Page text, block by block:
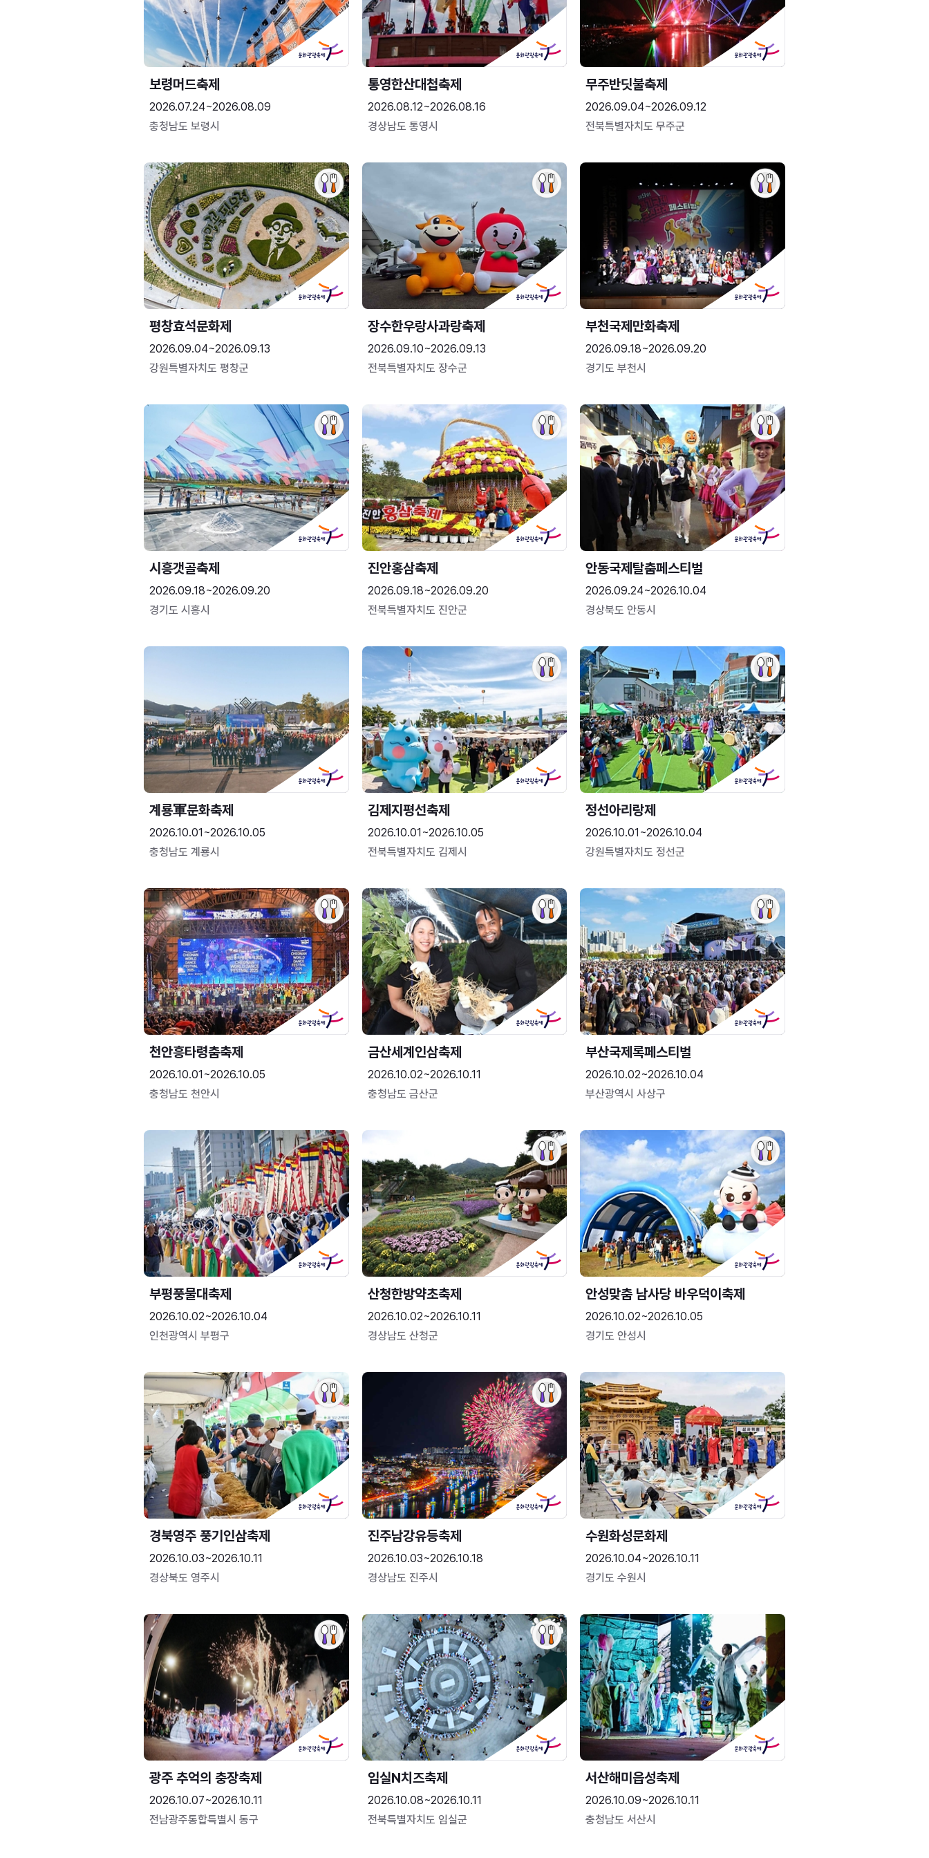
보령머드축제
2026.07.24~2026.08.09
충청남도 보령시
통영한산대첩축제
2026.08.12~2026.08.16
경상남도 통영시
무주반딧불축제
2026.09.04~2026.09.12
전북특별자치도 무주군
평창효석문화제
2026.09.04~2026.09.13
강원특별자치도 평창군
장수한우랑사과랑축제
2026.09.10~2026.09.13
전북특별자치도 장수군
부천국제만화축제
2026.09.18~2026.09.20
경기도 부천시
시흥갯골축제
2026.09.18~2026.09.20
경기도 시흥시
진안홍삼축제
2026.09.18~2026.09.20
전북특별자치도 진안군
안동국제탈춤페스티벌
2026.09.24~2026.10.04
경상북도 안동시
2026.10.01~2026.10.05
충청남도 계룡시
김제지평선축제
2026.10.01~2026.10.05
전북특별자치도 김제시
정선아리랑제
2026.10.01~2026.10.04
강원특별자치도 정선군
천안흥타령춤축제
2026.10.01~2026.10.05
충청남도 천안시
금산세계인삼축제
2026.10.02~2026.10.11
충청남도 금산군
부산국제록페스티벌
2026.10.02~2026.10.04
부산광역시 사상구
부평풍물대축제
2026.10.02~2026.10.04
인천광역시 부평구
산청한방약초축제
2026.10.02~2026.10.11
경상남도 산청군
안성맞춤 남사당 바우덕이축제
2026.10.02~2026.10.05
경기도 안성시
경북영주 풍기인삼축제
2026.10.03~2026.10.11
경상북도 영주시
진주남강유등축제
2026.10.03~2026.10.18
경상남도 진주시
수원화성문화제
2026.10.04~2026.10.11
경기도 수원시
광주 추억의 충장축제
2026.10.07~2026.10.11
전남광주통합특별시 동구
임실N치즈축제
2026.10.08~2026.10.11
전북특별자치도 임실군
서산해미읍성축제
2026.10.09~2026.10.11
충청남도 서산시